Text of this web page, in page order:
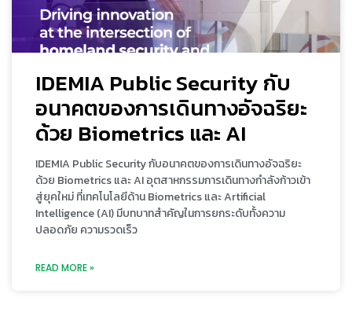
IDEMIA Public Security กับ
อนาคตของการเดินทางอัจฉริยะ
ด้วย Biometrics และ AI
IDEMIA Public Security กับอนาคตของการเดินทางอัจฉริยะ
ด้วย Biometrics และ AI อุตสาหกรรมการเดินทางกำลังก้าวเข้า
สู่ยุคใหม่ ที่เทคโนโลยีด้าน Biometrics และ Artificial
Intelligence (AI) มีบทบาทสำคัญในการยกระดับทั้งความ
ปลอดภัย ความรวดเร็ว
READ MORE »